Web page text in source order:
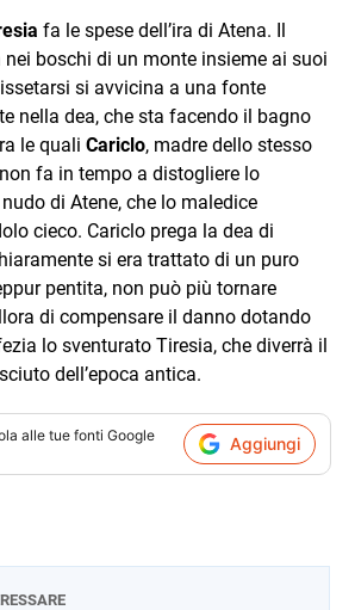
fa le spese dell’ira di Atena. Il
boschi di un monte insieme ai suoi
si avvicina a una fonte
nella dea, che sta facendo il bagno
le quali Cariclo, madre dello stesso
fa in tempo a distogliere lo
di Atene, che lo maledice
cieco. Cariclo prega la dea di
si era trattato di un puro
pentita, non può più tornare
di compensare il danno dotando
lo sventurato Tiresia, che diverrà il
dell’epoca antica.
alle tue fonti Google
Aggiungi